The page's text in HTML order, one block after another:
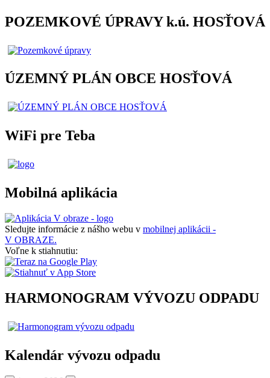
POZEMKOVÉ ÚPRAVY k.ú. HOSŤOVÁ
ÚZEMNÝ PLÁN OBCE HOSŤOVÁ
WiFi pre Teba
Mobilná aplikácia
Sledujte informácie z nášho webu v mobilnej aplikácii -
V OBRAZE.
Voľne k stiahnutiu:
HARMONOGRAM VÝVOZU ODPADU
Kalendár vývozu odpadu